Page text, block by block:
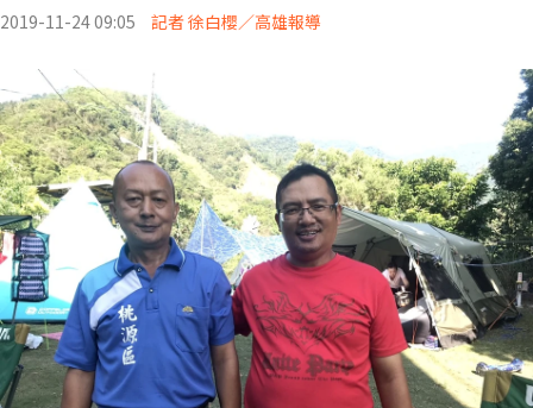
2019-11-24 09:05 記者 徐白櫻／高雄報導